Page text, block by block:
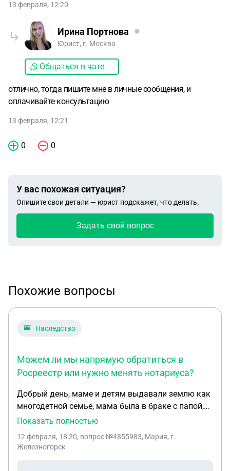
13 февраля, 12:20
Ирина Портнова
Юрист, г. Москва
Общаться в чате
отлично, тогда пишите мне в личные сообщения, и
оплачивайте консультацию
13 февраля, 12:21
0 0
У вас похожая ситуация?
Опишите свои детали — юрист подскажет, что делать.
Задать свой вопрос
Похожие вопросы
Наследство
Можем ли мы напрямую обратиться в
Росреестр или нужно менять нотариуса?
Добрый день, маме и детям выдавали землю как
многодетной семье, мама была в браке с папой,
маме дали документы о постановлении о
и указали доли на всех детей и на маму, папы в
Показать полностью
12 февраля, 18:20, вопрос №4855983, Мария, г.
Железногорск